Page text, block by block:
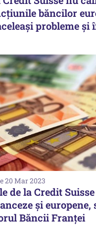
băncilor
probleme și
20 Mar 2023
de la Credit
şi europene,
Băncii Franţei